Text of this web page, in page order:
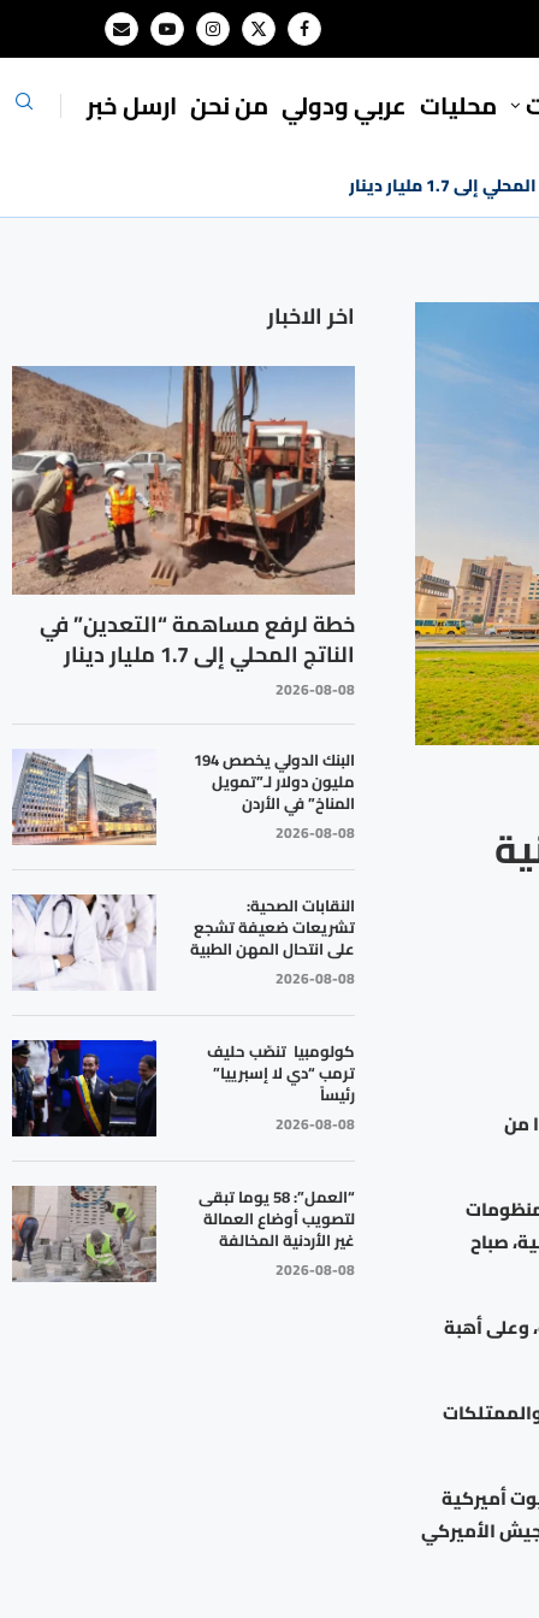
محليات ⁠عربي ودولي من نحن ارسل خبر
مليار دينار
من
منظومات
صباح
وعلى أهبة
أميركية
الأميركي
اخر الاخبار
خطة لرفع مساهمة “التعدين” في
الناتج المحلي إلى 1.7 مليار دينار
2026-08-08
البنك الدولي يخصص 194
مليون دولار لـ”تمويل
المناخ” في الأردن
2026-08-08
النقابات الصحية:
تشريعات ضعيفة تشجع
على انتحال المهن الطبية
2026-08-08
كولومبيا تنصّب حليف
ترمب “دي لا إسبرييا”
رئيساً
2026-08-08
“العمل”: 58 يوما تبقى
لتصويب أوضاع العمالة
غير الأردنية المخالفة
2026-08-08